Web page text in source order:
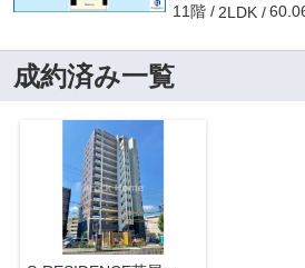
11階 2LDK
成約済み一覧